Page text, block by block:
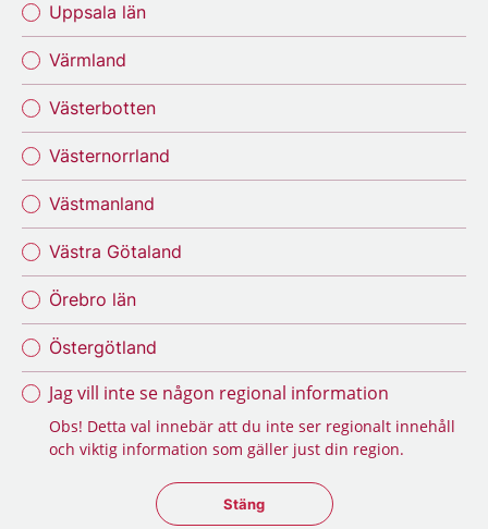
Uppsala län
Värmland
Västerbotten
Västernorrland
Västmanland
Västra Götaland
Örebro län
Östergötland
Jag vill inte se någon regional information
Obs! Detta val innebär att du inte ser regionalt innehåll
och viktig information som gäller just din region.
Stäng regionsväljaren
Stäng